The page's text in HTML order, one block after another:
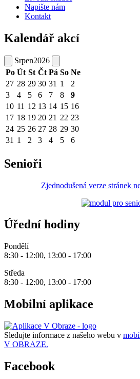
Napište nám
Kontakt
Kalendář akcí
Srpen2026
Po Út St Čt Pá So Ne
27 28 29 30 31 1
2
3
4 5 6 7 8
9
10 11 12 13 14 15 16
17 18 19 20 21 22 23
24 25 26 27 28 29 30
31 1 2 3 4 5 6
Senioři
Zjednodušená verze stránek
Úřední hodiny
Pondělí
8:30 - 12:00, 13:00 - 17:00
Středa
8:30 - 12:00, 13:00 - 17:00
Mobilní aplikace
Sledujte informace z našeho webu v
V OBRAZE.
Facebook